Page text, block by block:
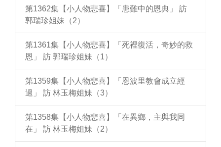
第1362集【小人物悲喜】「患難中的恩典」 訪
郭瑞珍姐妹（2）
第1361集【小人物悲喜】「死裡復活，奇妙的救
恩」 訪 郭瑞珍姐妹（1）
第1359集【小人物悲喜】「恩波里教會成立經
過」 訪 林玉梅姐妹（3）
第1358集【小人物悲喜】「在異鄉，主與我同
在」 訪 林玉梅姐妹（2）